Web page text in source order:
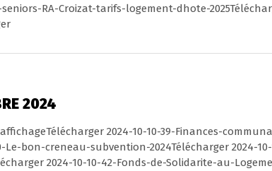
seniors-RA-Croizat-tarifs-logement-dhote-
2024
2024-10-10-39-Finances-
Le-bon-creneau-subvention-2024Télécharger 2024-
2024-10-10-42-Fonds-de-Solidarite-au-